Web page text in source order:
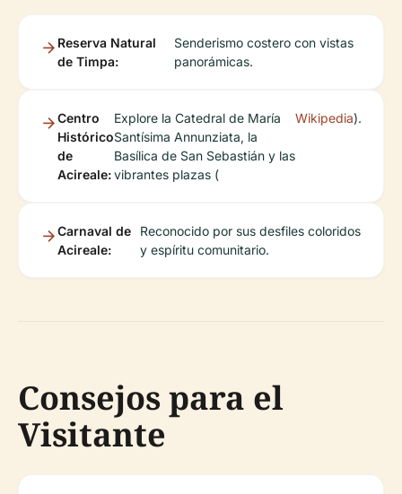
Reserva Natural
de Timpa:
Senderismo costero con vistas
panorámicas.
Centro
Histórico
de
Acireale:
Explore la Catedral de María
Santísima Annunziata, la
Basílica de San Sebastián y las
vibrantes plazas (
Wikipedia).
Carnaval de
Acireale:
Reconocido por sus desfiles coloridos
y espíritu comunitario.
Consejos para el
Visitante